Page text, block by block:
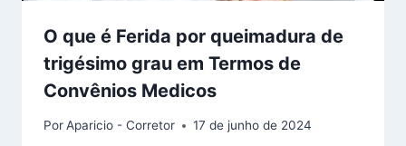
O que é Ferida por queimadura de
trigésimo grau em Termos de
Convênios Medicos
PorAparicio - Corretor 17 de junho de 2024